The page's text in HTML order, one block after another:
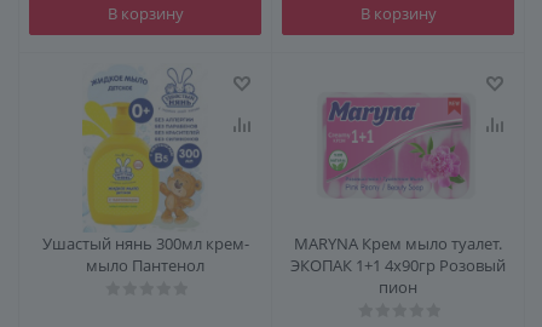
В корзину В корзину
Ушастый нянь 300мл крем-
мыло Пантенол
MARYNA Крем мыло туалет.
ЭКОПАК 1+1 4х90гр Розовый
пион